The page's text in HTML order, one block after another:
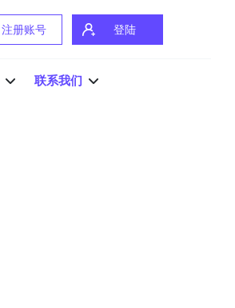
注册账号 登陆
联系我们